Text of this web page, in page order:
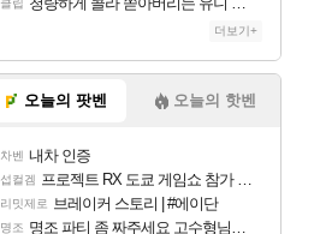
클립
더보기+
오늘의 팟벤 오늘의 핫벤
차벤 내차 인증
섭컬겜 프로젝트 RX 도쿄 게임쇼 참가 결정
리밋제로 브레이커 스토리 | #에이단
명조 명조 파티 좀 짜주세요 고수형님들…